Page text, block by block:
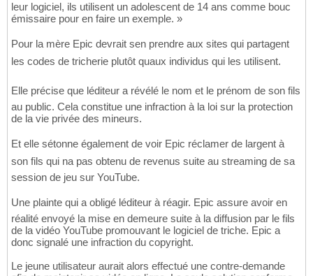
leur logiciel, ils utilisent un adolescent de 14 ans comme bouc
émissaire pour en faire un exemple. »
Pour la mère Epic devrait sen prendre aux sites qui partagent
les codes de tricherie plutôt quaux individus qui les utilisent.
Elle précise que léditeur a révélé le nom et le prénom de son fils
au public. Cela constitue une infraction à la loi sur la protection
de la vie privée des mineurs.
Et elle sétonne également de voir Epic réclamer de largent à
son fils qui na pas obtenu de revenus suite au streaming de sa
session de jeu sur YouTube.
Une plainte qui a obligé léditeur à réagir. Epic assure avoir en
réalité envoyé la mise en demeure suite à la diffusion par le fils
de la vidéo YouTube promouvant le logiciel de triche. Epic a
donc signalé une infraction du copyright.
Le jeune utilisateur aurait alors effectué une contre-demande